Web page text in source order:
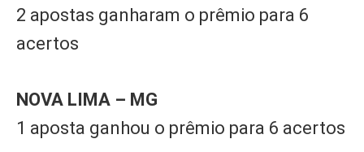
2 apostas ganharam o prêmio para 6
acertos
NOVA LIMA – MG
1 aposta ganhou o prêmio para 6 acertos